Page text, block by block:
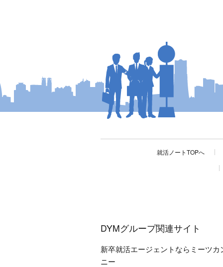
就活ノートTOPへ
DYMグループ関連サイト
新卒就活エージェントならミーツカ
ニー